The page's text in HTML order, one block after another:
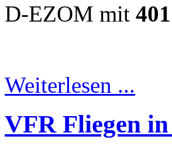
D-EZOM mit
Weiterlesen ...
VFR Fliegen